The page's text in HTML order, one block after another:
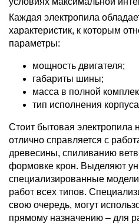
Каждая электропила
характеристик, к которым
параметры:
мощность двигателя;
габариты шины;
масса в полной
тип исполнения
Стоит бытовая электропила
отлично справляется с
древесины, спиливанию
формовке крон. Выделяют
специализированные
работ всех типов.
свою очередь, могут
прямому назначению – для